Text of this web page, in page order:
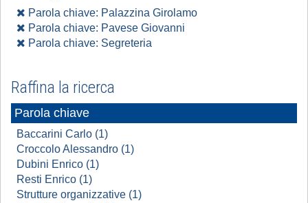
Parola chiave: Palazzina Girolamo
Parola chiave: Pavese Giovanni
Parola chiave: Segreteria
Raffina la ricerca
Parola chiave
Baccarini Carlo (1)
Croccolo Alessandro (1)
Dubini Enrico (1)
Resti Enrico (1)
Strutture organizzative (1)